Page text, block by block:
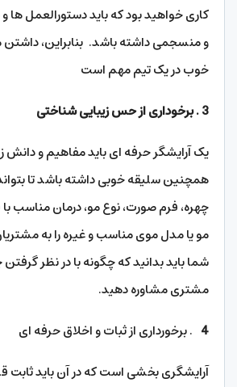
کاری خواهید بود که باید دستورالعمل ها
و منسجمی داشته باشد. بنابراین، داشتن
خوب در یک تیم مهم است
3 . برخوداری از حس زیبایی شناختی
یک آرایشگر حرفه ای باید مفاهیم و دانش
همچنین سلیقه خوبی داشته باشد تا
چهره، فرم صورت، نوع مو، درمان مناسب
مو یا مدل موی مناسب و غیره را به
شما باید بدانید که چگونه با در نظر
مشتری مشاوره دهید.
4 . برخورداری از ثبات و اخلاق حرفه ای
آرایشگری بخشی است که در آن باید ثابت